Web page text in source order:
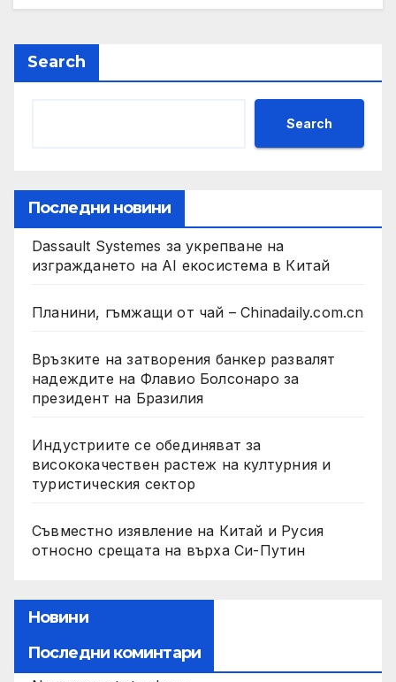
Search
Search
Последни новини
Dassault Systemes за укрепване на
изграждането на AI екосистема в Китай
Планини, гъмжащи от чай – Chinadaily.com.cn
Връзките на затворения банкер развалят
надеждите на Флавио Болсонаро за
президент на Бразилия
Индустриите се обединяват за
висококачествен растеж на културния и
туристическия сектор
Съвместно изявление на Китай и Русия
относно срещата на върха Си-Путин
Новини
Последни коминтари